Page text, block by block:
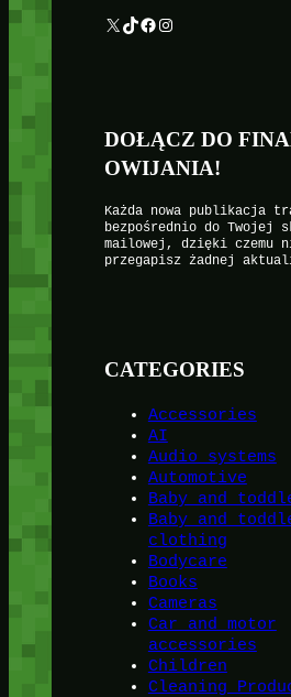
X TikTok Facebook Instagram
DOŁĄCZ DO
OWIJANIA!
Każda nowa publikacja
bezpośrednio do Twojej
mailowej, dzięki czemu
przegapisz żadnej
CATEGORIES
Accessories
AI
Audio systems
Automotive
Baby and
Baby and
clothing
Bodycare
Books
Cameras
Car and motor
accessories
Children
Cleaning